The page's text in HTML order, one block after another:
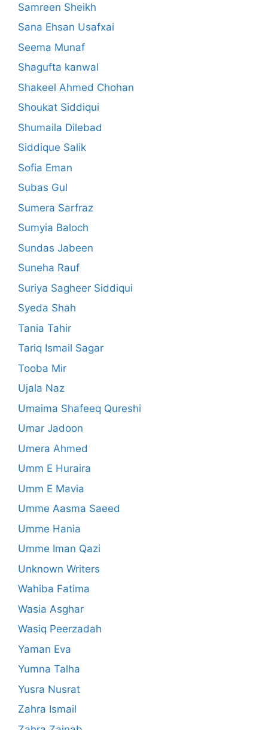
Samreen Sheikh
Sana Ehsan Usafxai
Seema Munaf
Shagufta kanwal
Shakeel Ahmed Chohan
Shoukat Siddiqui
Shumaila Dilebad
Siddique Salik
Sofia Eman
Subas Gul
Sumera Sarfraz
Sumyia Baloch
Sundas Jabeen
Suneha Rauf
Suriya Sagheer Siddiqui
Syeda Shah
Tania Tahir
Tariq Ismail Sagar
Tooba Mir
Ujala Naz
Umaima Shafeeq Qureshi
Umar Jadoon
Umera Ahmed
Umm E Huraira
Umm E Mavia
Umme Aasma Saeed
Umme Hania
Umme Iman Qazi
Unknown Writers
Wahiba Fatima
Wasia Asghar
Wasiq Peerzadah
Yaman Eva
Yumna Talha
Yusra Nusrat
Zahra Ismail